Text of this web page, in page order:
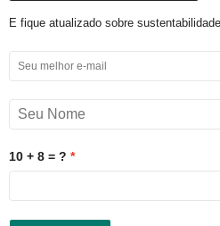
E fique atualizado sobre sustentabilidade
10 + 8 = ?